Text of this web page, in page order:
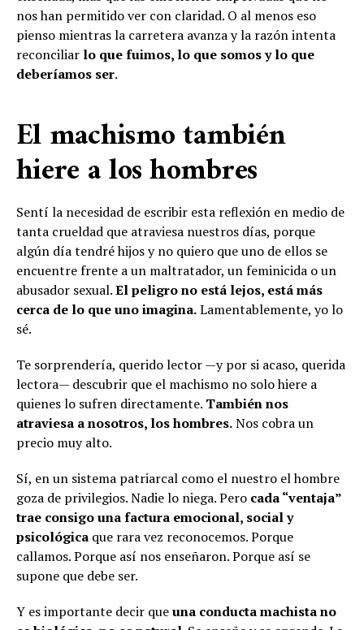
nos han permitido ver con claridad. O al menos eso
pienso mientras la carretera avanza y la razón intenta
reconciliar lo que fuimos, lo que somos y lo que
deberíamos ser.
El machismo también
hiere a los hombres
Sentí la necesidad de escribir esta reflexión en medio de
tanta crueldad que atraviesa nuestros días, porque
algún día tendré hijos y no quiero que uno de ellos se
encuentre frente a un maltratador, un feminicida o un
abusador sexual.El peligro no está lejos, está más
cerca de lo que uno imagina.Lamentablemente, yo lo
sé.
Te sorprendería, querido lector —y por si acaso, querida
lectora— descubrir que el machismo no solo hiere a
quienes lo sufren directamente. También nos
atraviesa a nosotros, los hombres.Nos cobra un
precio muy alto.
Sí, en un sistema patriarcal como el nuestro el hombre
goza de privilegios. Nadie lo niega. Pero cada “ventaja”
trae consigo una factura emocional, social y
psicológica que rara vez reconocemos. Porque
callamos. Porque así nos enseñaron. Porque así se
supone que debe ser.
Y es importante decir queuna conducta machista no